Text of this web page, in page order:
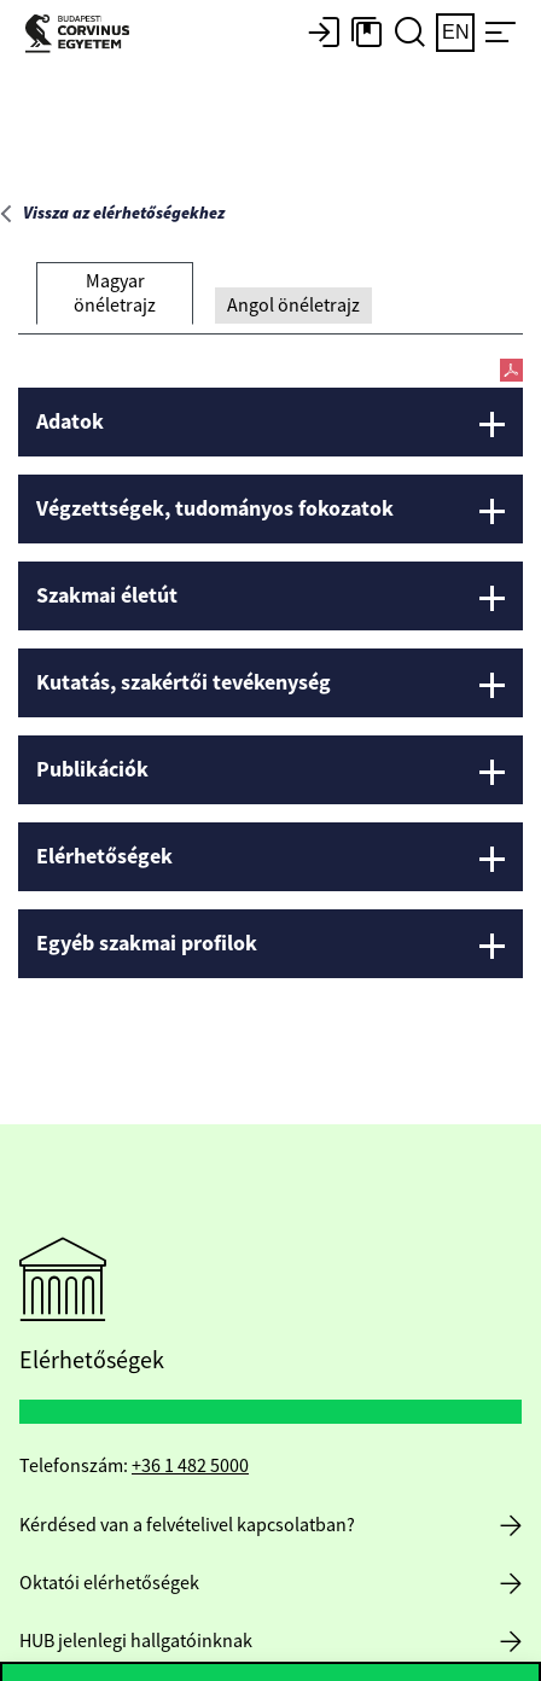
Főoldal
EN
Vissza az elérhetőségekhez
Magyar
önéletrajz
Angol önéletrajz
Adatok
Végzettségek, tudományos fokozatok
Szakmai életút
Kutatás, szakértői tevékenység
Publikációk
Elérhetőségek
Egyéb szakmai profilok
Elérhetőségek
Telefonszám: +36 1 482 5000
Kérdésed van a felvételivel kapcsolatban?
Oktatói elérhetőségek
HUB jelenlegi hallgatóinknak